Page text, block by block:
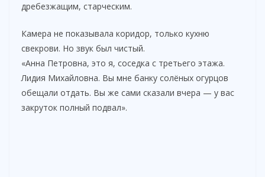
дребезжащим, старческим.
Камера не показывала коридор, только кухню
свекрови. Но звук был чистый.
«Анна Петровна, это я, соседка с третьего этажа.
Лидия Михайловна. Вы мне банку солёных огурцов
обещали отдать. Вы же сами сказали вчера — у вас
закруток полный подвал».